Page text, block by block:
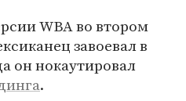
WBA во втором
завоевал в
он нокаутировал
.